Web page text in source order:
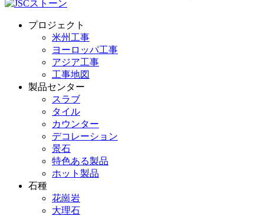
プロジェクト
米州工事
ヨーロッパ工事
アジア工事
工事地図
製品センター
スラブ
タイル
カウンター
デコレーション
景石
特色ある製品
ホット製品
石種
花崗岩
大理石